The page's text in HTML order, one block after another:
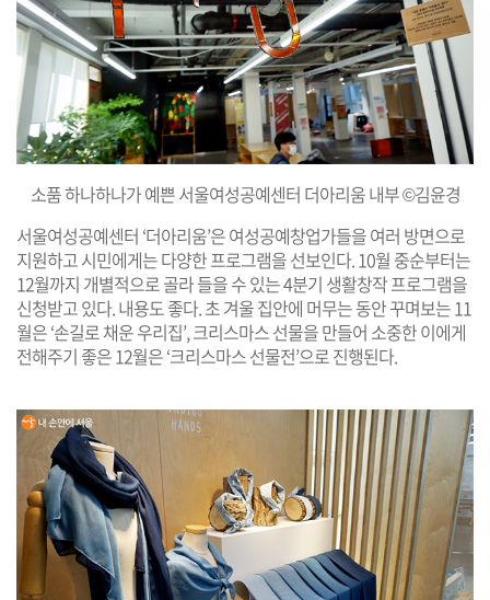
소품 하나하나가 예쁜 서울여성공예센터 더아리움 내부 ©김윤경
서울여성공예센터 ‘더아리움’은 여성공예창업가들을 여러 방면으로
지원하고 시민에게는 다양한 프로그램을 선보인다. 10월 중순부터는
12월까지 개별적으로 골라 들을 수 있는 4분기 생활창작 프로그램을
신청받고 있다. 내용도 좋다. 초 겨울 집안에 머무는 동안 꾸며보는 11
월은 ‘손길로 채운 우리집’, 크리스마스 선물을 만들어 소중한 이에게
전해주기 좋은 12월은 ‘크리스마스 선물전’으로 진행된다.